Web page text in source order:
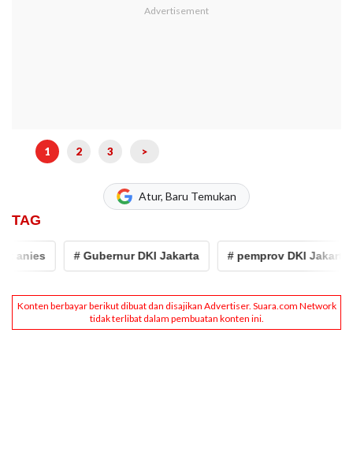
1 2 3 >
Atur, Baru Temukan
TAG
# Gubernur DKI Jakarta # pemprov DKI Jakarta